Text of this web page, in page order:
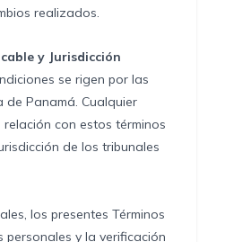
realizados.
y Jurisdicción
se rigen por las
de Panamá. Cualquier
con estos términos
de los tribunales
los presentes Términos
personales y la verificación